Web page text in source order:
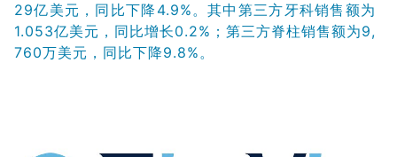
29亿美元，同比下降4.9%。其中第三方牙科销售额为
1.053亿美元，同比增长0.2%；第三方脊柱销售额为9,
760万美元，同比下降9.8%。